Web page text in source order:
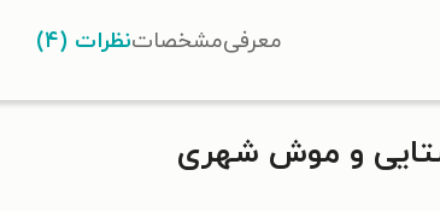
معرفیمشخصاتنظرات (۴)
و موش شهری